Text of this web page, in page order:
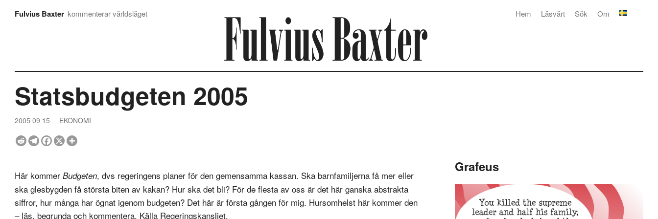
Fulvius Baxter kommenterar världsläget Om
Sök
Läsvärt
Hem
Statsbudgeten 2005
2005 09 15 EKONOMI
Här kommer Budgeten, dvs regeringens planer för den gemensamma kassan. Ska barnfamiljerna få mer eller
ska glesbygden få största biten av kakan? Hur ska det bli? För de flesta av oss är det här ganska abstrakta
siffror, hur många har ögnat igenom budgeten? Det här är första gången för mig. Hursomhelst här kommer den
– läs, begrunda och kommentera. Källa Regeringskansliet.
Grafeus